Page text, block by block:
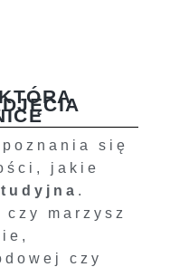
się
jakie
.
marzysz
czy